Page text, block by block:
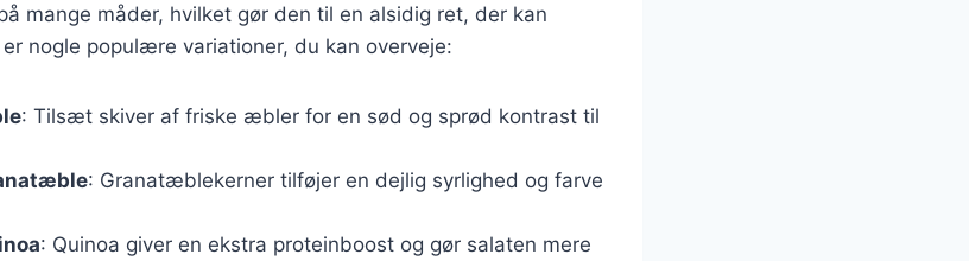
mange måder, hvilket gør den til en alsidig ret, der kan
nogle populære variationer, du kan overveje:
: Tilsæt skiver af friske æbler for en sød og sprød kontrast til
: Granatæblekerner tilføjer en dejlig syrlighed og farve
: Quinoa giver en ekstra proteinboost og gør salaten mere